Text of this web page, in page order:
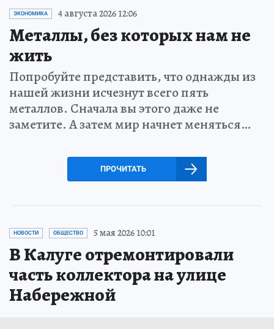
ЭКОНОМИКА 4 августа 2026 12:06
Металлы, без которых нам не
жить
Попробуйте представить, что однажды из
нашей жизни исчезнут всего пять
металлов. Сначала вы этого даже не
заметите. А затем мир начнет меняться…
ПРОЧИТАТЬ
НОВОСТИ ОБЩЕСТВО 5 мая 2026 10:01
В Калуге отремонтировали
часть коллектора на улице
Набережной